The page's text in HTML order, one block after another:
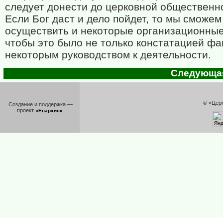
следует донести до церковной
Если Бог даст и дело пойдет, то мы сможем
осуществить и некоторые
чтобы это было не только констатацией
некоторым руководством к деятельности.
Создание и поддержка —
проект «Епархия»
©